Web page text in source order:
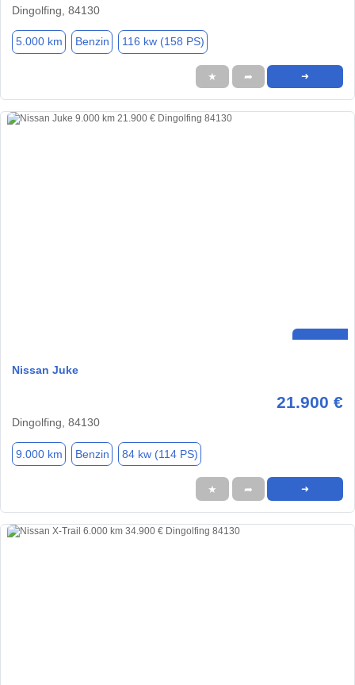
Dingolfing, 84130
5.000 km Benzin 116 kw (158 PS)
★ ➦ ➜
Nissan Juke
21.900 €
Dingolfing, 84130
9.000 km Benzin 84 kw (114 PS)
★ ➦ ➜